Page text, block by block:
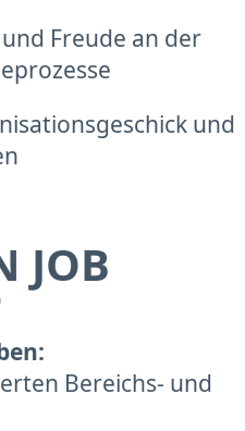
Freude an der
und
JOB
Bereichs- und